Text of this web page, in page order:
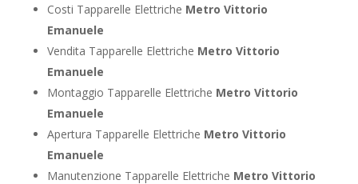
Costi Tapparelle Elettriche Metro Vittorio
Emanuele
Vendita Tapparelle Elettriche Metro Vittorio
Emanuele
Montaggio Tapparelle Elettriche Metro Vittorio
Emanuele
Apertura Tapparelle Elettriche Metro Vittorio
Emanuele
Manutenzione Tapparelle Elettriche Metro Vittorio